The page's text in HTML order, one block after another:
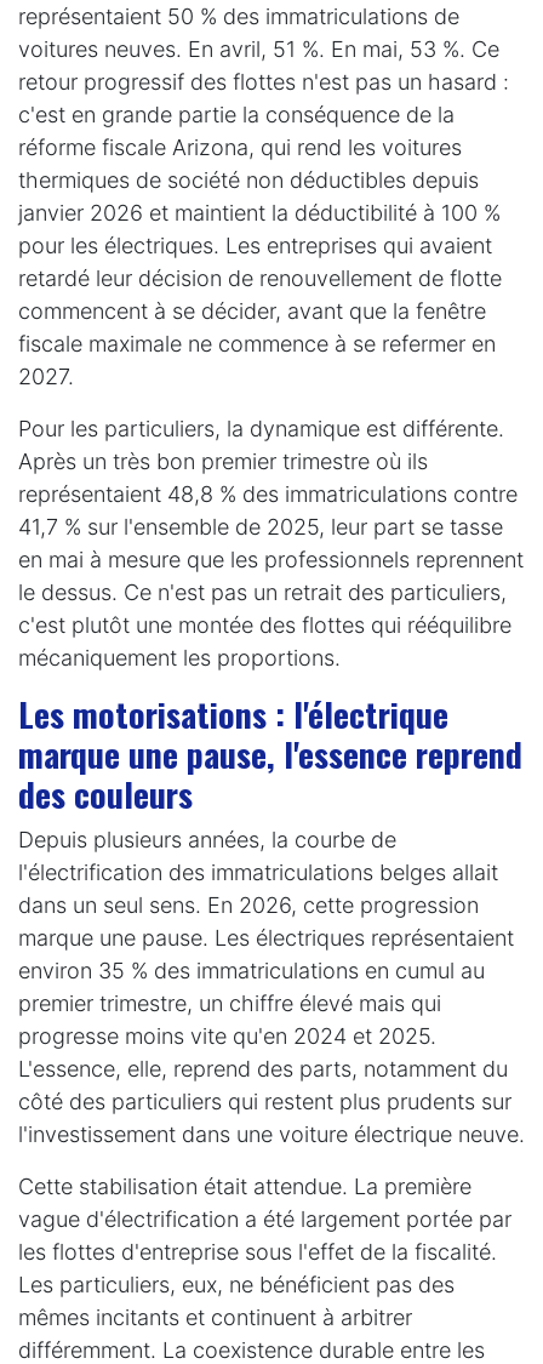
représentaient 50 % des immatriculations de
voitures neuves. En avril, 51 %. En mai, 53 %. Ce
retour progressif des flottes n'est pas un hasard :
c'est en grande partie la conséquence de la
réforme fiscale Arizona, qui rend les voitures
thermiques de société non déductibles depuis
janvier 2026 et maintient la déductibilité à 100 %
pour les électriques. Les entreprises qui avaient
retardé leur décision de renouvellement de flotte
commencent à se décider, avant que la fenêtre
fiscale maximale ne commence à se refermer en
2027.
Pour les particuliers, la dynamique est différente.
Après un très bon premier trimestre où ils
représentaient 48,8 % des immatriculations contre
41,7 % sur l'ensemble de 2025, leur part se tasse
en mai à mesure que les professionnels reprennent
le dessus. Ce n'est pas un retrait des particuliers,
c'est plutôt une montée des flottes qui rééquilibre
mécaniquement les proportions.
Les motorisations : l'électrique
marque une pause, l'essence reprend
des couleurs
Depuis plusieurs années, la courbe de
l'électrification des immatriculations belges allait
dans un seul sens. En 2026, cette progression
marque une pause. Les électriques représentaient
environ 35 % des immatriculations en cumul au
premier trimestre, un chiffre élevé mais qui
progresse moins vite qu'en 2024 et 2025.
L'essence, elle, reprend des parts, notamment du
côté des particuliers qui restent plus prudents sur
l'investissement dans une voiture électrique neuve.
Cette stabilisation était attendue. La première
vague d'électrification a été largement portée par
les flottes d'entreprise sous l'effet de la fiscalité.
Les particuliers, eux, ne bénéficient pas des
mêmes incitants et continuent à arbitrer
différemment. La coexistence durable entre les